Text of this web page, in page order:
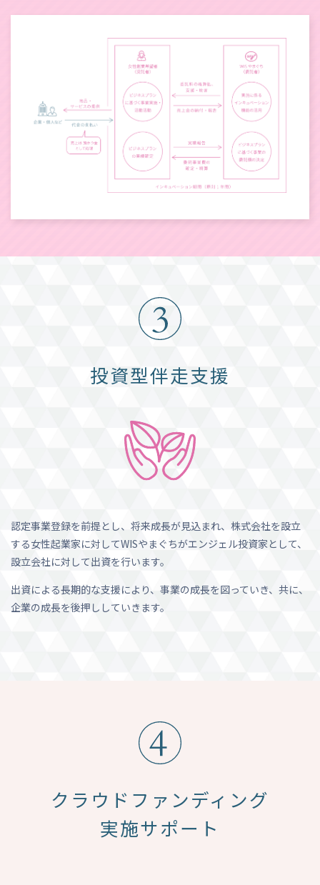
投資型伴走支援
認定事業登録を前提とし、将来成長が見込まれ、株式会社を設立
する女性起業家に対してWISやまぐちがエンジェル投資家として、
設立会社に対して出資を行います。
出資による長期的な支援により、事業の成長を図っていき、共に、
企業の成長を後押ししていきます。
クラウドファンディング
実施サポート